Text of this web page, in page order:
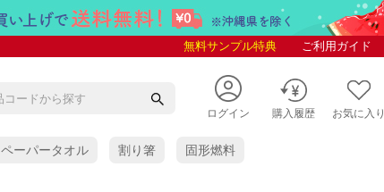
無料サンプル特典 ご利用ガイド
ログイン 購入履歴 お気に入り
ペーパータオル 割り箸 固形燃料